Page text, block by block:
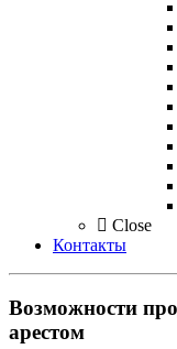
Close
Контакты
Возможности
арестом